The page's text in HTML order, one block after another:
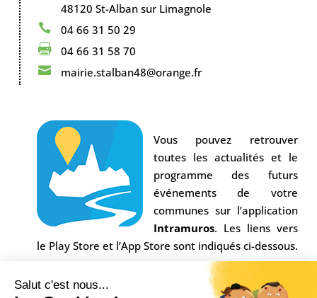
Salut c'est nous...
48120 St-Alban sur Limagnole
 04 66 31 50 29
 04 66 31 58 70
 mairie.stalban48@orange.fr
Vous pouvez retrouver
toutes les actualités et le
programme des futurs
événements de votre
communes sur l’application
Intramuros. Les liens vers
le Play Store et l’App Store sont indiqués ci-dessous.